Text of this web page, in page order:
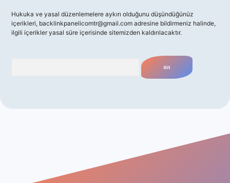
Hukuka ve yasal düzenlemelere aykırı olduğunu düşündüğünüz
içerikleri, backlinkpanelicomtr@gmail.com adresine bildirmeniz halinde,
ilgili içerikler yasal süre içerisinde sitemizden kaldırılacaktır.